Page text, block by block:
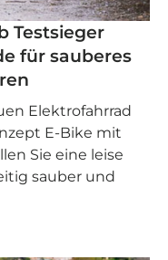
Testsieger
für sauberes
Elektrofahrrad
E-Bike mit
Sie eine leise
sauber und